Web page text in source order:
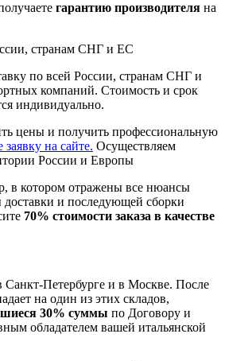
гарантию производителя на
странам СНГ и ЕС
по всей России, странам СНГ и
компаний. Стоимость и срок
индивидуально.
цены и получить профессиональную
заявку на сайте. Осуществляем
России и Европы
в котором отражены все нюансы
доставки и последующей сборки
70% стоимости заказа в качестве
Петербурге и в Москве. После
на один из этих складов,
30% суммы по Договору и
обладателем вашей итальянской